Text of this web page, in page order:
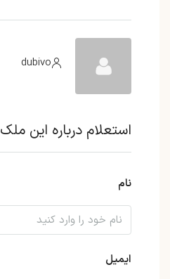
dubivo
استعلام درباره این ملک
نام
ایمیل